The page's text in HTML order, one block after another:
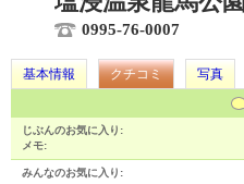
0995-76-0007
基本情報 クチコミ 写真
じぶんのお気に入り:
メモ:
みんなのお気に入り: